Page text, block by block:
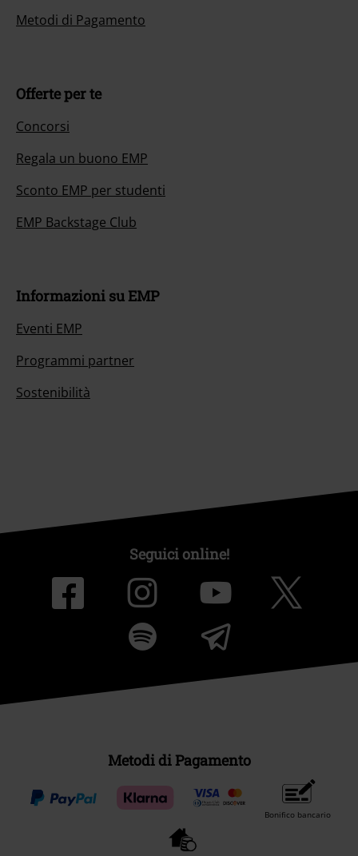
Metodi di Pagamento
Offerte per te
Concorsi
Regala un buono EMP
Sconto EMP per studenti
EMP Backstage Club
Informazioni su EMP
Eventi EMP
Programmi partner
Sostenibilità
Seguici online!
Metodi di Pagamento
Bonifico bancario